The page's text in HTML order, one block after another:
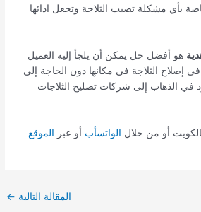
بأي مشكلة تصيب الثلاجة وتجعل ادائها
هو أفضل حل يمكن أن يلجأ إليه العميل
الثلاجة في مكانها دون الحاجة إلى
في الذهاب إلى شركات تصليح الثلاجات
أو من خلال الواتسأب أو عبر الموقع
المقالة التالية ←